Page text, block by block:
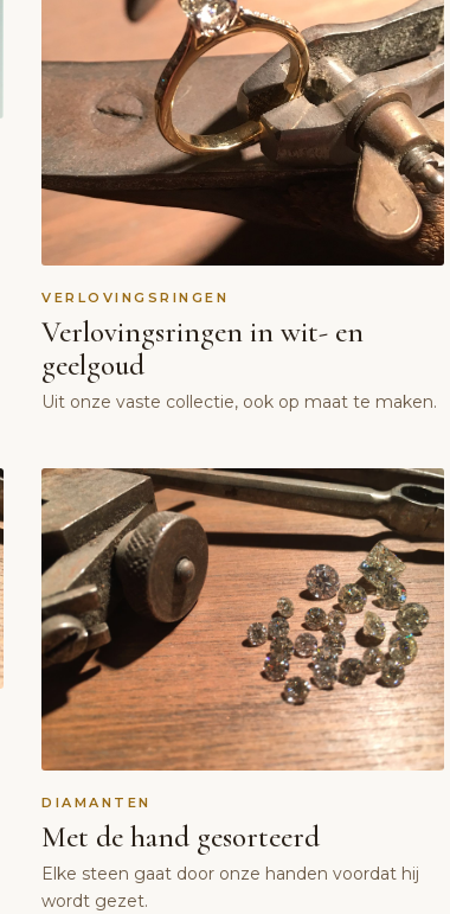
VERLOVINGSRINGEN
Verlovingsringen in wit- en
geelgoud
Uit onze vaste collectie, ook op maat te maken.
DIAMANTEN
Met de hand gesorteerd
Elke steen gaat door onze handen voordat hij
wordt gezet.